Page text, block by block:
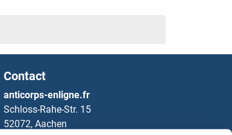
Contact
anticorps-enligne.fr
Schloss-Rahe-Str. 15
52072, Aachen